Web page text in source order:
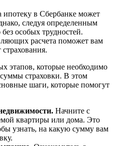
ипотеку в Сбербанке может
следуя определенным
особых трудностей.
расчета поможет вам
этапов, которые необходимо
страховки. В этом
шаги, которые помогут
Начните с
квартиры или дома. Это
узнать, на какую сумму вам